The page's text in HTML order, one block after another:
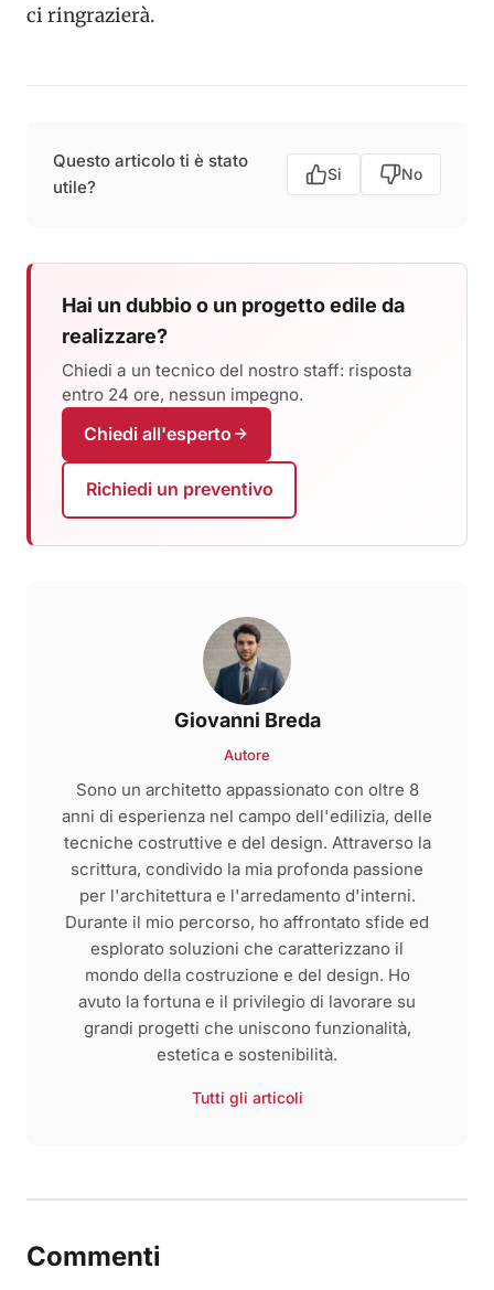
ci ringrazierà.
Questo articolo ti è stato
utile?
Si No
Hai un dubbio o un progetto edile da
realizzare?
Chiedi a un tecnico del nostro staff: risposta
entro 24 ore, nessun impegno.
Chiedi all'esperto
Richiedi un preventivo
Giovanni Breda
Autore
Sono un architetto appassionato con oltre 8
anni di esperienza nel campo dell'edilizia, delle
tecniche costruttive e del design. Attraverso la
scrittura, condivido la mia profonda passione
per l'architettura e l'arredamento d'interni.
Durante il mio percorso, ho affrontato sfide ed
esplorato soluzioni che caratterizzano il
mondo della costruzione e del design. Ho
avuto la fortuna e il privilegio di lavorare su
grandi progetti che uniscono funzionalità,
estetica e sostenibilità.
Tutti gli articoli
Commenti